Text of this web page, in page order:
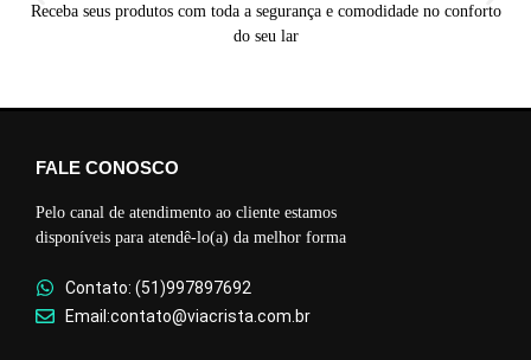
Receba seus produtos com toda a segurança e comodidade no conforto
do seu lar
FALE CONOSCO
Pelo canal de atendimento ao cliente estamos
disponíveis para atendê-lo(a) da melhor forma
Contato: (51)997897692
Email:contato@viacrista.com.br